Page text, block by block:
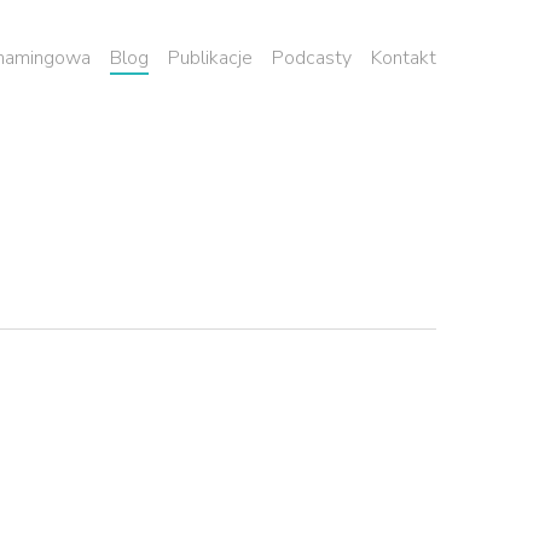
Blog Publikacje Podcasty Kontakt